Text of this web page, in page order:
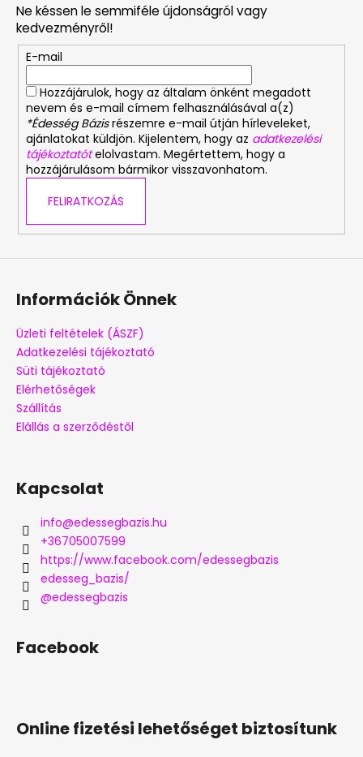
Ne késsen le semmiféle újdonságról vagy
kedvezményről!
E-mail
Hozzájárulok, hogy az általam önként megadott
nevem és e-mail címem felhasználásával a(z)
*Édesség Bázisrészemre e-mail útján hírleveleket,
ajánlatokat küldjön. Kijelentem, hogy az adatkezelési
tájékoztatót elolvastam. Megértettem, hogy a
hozzájárulásom bármikor visszavonhatom.
FELIRATKOZÁS
Információk Önnek
Üzleti feltételek (ÁSZF)
Adatkezelési tájékoztató
Süti tájékoztató
Elérhetőségek
Szállítás
Elállás a szerződéstől
Kapcsolat
info@edessegbazis.hu
+36705007599
https://www.facebook.com/edessegbazis
edesseg_bazis/
@edessegbazis
Facebook
Online fizetési lehetőséget biztosítunk